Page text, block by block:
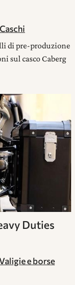
Caschi
di pre-produzione
sul casco Caberg
Duties
e borse